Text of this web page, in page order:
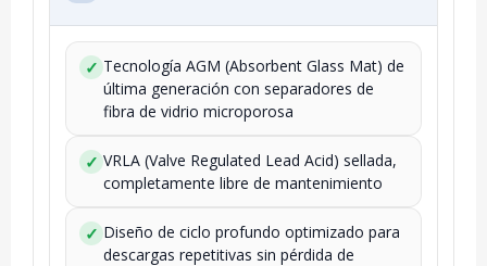
✓ Tecnología AGM (Absorbent Glass Mat) de
última generación con separadores de
fibra de vidrio microporosa
✓ VRLA (Valve Regulated Lead Acid) sellada,
completamente libre de mantenimiento
✓ Diseño de ciclo profundo optimizado para
descargas repetitivas sin pérdida de